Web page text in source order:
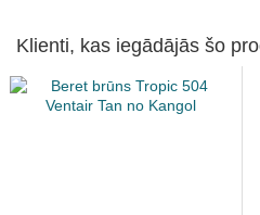
Klienti, kas iegādājās šo